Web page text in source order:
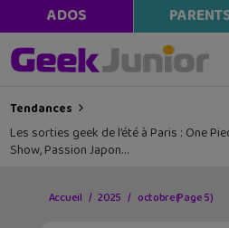
ADOS
Tendances
Les sorties geek de l’été à Paris : One
Show, Passion Japon…
Accueil 2025 octobre(Page 5)